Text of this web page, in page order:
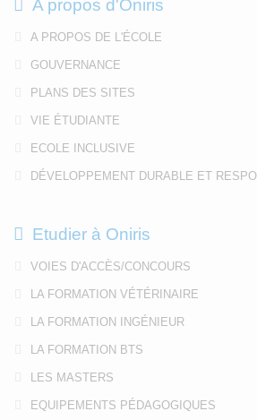
A propos d'Oniris
A PROPOS DE L'ÉCOLE
GOUVERNANCE
PLANS DES SITES
VIE ÉTUDIANTE
ECOLE INCLUSIVE
DÉVELOPPEMENT DURABLE ET
Etudier à Oniris
VOIES D'ACCÈS/CONCOURS
LA FORMATION VÉTÉRINAIRE
LA FORMATION INGÉNIEUR
LA FORMATION BTS
LES MASTERS
EQUIPEMENTS PÉDAGOGIQUES